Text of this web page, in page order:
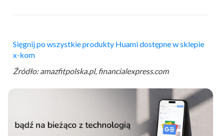
Sięgnij po wszystkie produkty Huami dostępne w sklepie
x-kom
Źródło: amazfitpolska.pl, financialexpress.com